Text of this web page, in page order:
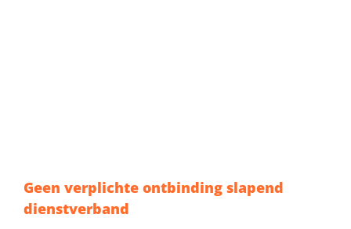
Geen verplichte ontbinding slapend
dienstverband